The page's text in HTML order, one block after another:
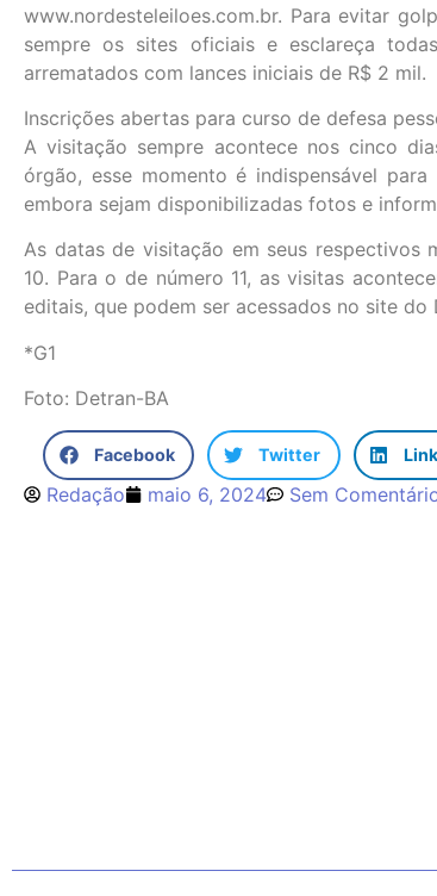
www.nordesteleiloes.com.br. Para evitar
sempre os sites oficiais e esclareça
arrematados com lances iniciais de R$ 2 mil.
Inscrições abertas para curso de defesa
A visitação sempre acontece nos cinco
órgão, esse momento é indispensável
embora sejam disponibilizadas fotos e
As datas de visitação em seus respectivos
10. Para o de número 11, as visitas
editais, que podem ser acessados no site do
*G1
Foto: Detran-BA
Facebook Twitter
Redação maio 6, 2024 Sem